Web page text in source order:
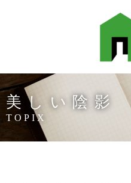
美しい陰影
TOPIX